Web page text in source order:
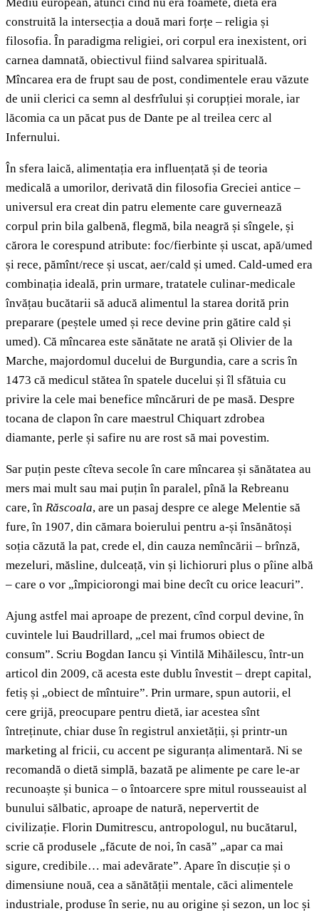
Mediu european, atunci cînd nu era foamete, dieta era
construită la intersecția a două mari forțe – religia și
filosofia. În paradigma religiei, ori corpul era inexistent, ori
carnea damnată, obiectivul fiind salvarea spirituală.
Mîncarea era de frupt sau de post, condimentele erau văzute
de unii clerici ca semn al desfrîului și corupției morale, iar
lăcomia ca un păcat pus de Dante pe al treilea cerc al
Infernului.
În sfera laică, alimentația era influențată și de teoria
medicală a umorilor, derivată din filosofia Greciei antice –
universul era creat din patru elemente care guvernează
corpul prin bila galbenă, flegmă, bila neagră și sîngele, și
cărora le corespund atribute: foc/fierbinte și uscat, apă/umed
și rece, pămînt/rece și uscat, aer/cald și umed. Cald-umed era
combinația ideală, prin urmare, tratatele culinar-medicale
învățau bucătarii să aducă alimentul la starea dorită prin
preparare (peștele umed și rece devine prin gătire cald și
umed). Că mîncarea este sănătate ne arată și Olivier de la
Marche, majordomul ducelui de Burgundia, care a scris în
1473 că medicul stătea în spatele ducelui și îl sfătuia cu
privire la cele mai benefice mîncăruri de pe masă. Despre
tocana de clapon în care maestrul Chiquart zdrobea
diamante, perle și safire nu are rost să mai povestim.
Sar puțin peste cîteva secole în care mîncarea și sănătatea au
mers mai mult sau mai puțin în paralel, pînă la Rebreanu
care, în Răscoala, are un pasaj despre ce alege Melentie să
fure, în 1907, din cămara boierului pentru a-și însănătoși
soția căzută la pat, crede el, din cauza nemîncării – brînză,
mezeluri, măsline, dulceață, vin și lichioruri plus o pîine albă
– care o vor „împiciorongi mai bine decît cu orice leacuri”.
Ajung astfel mai aproape de prezent, cînd corpul devine, în
cuvintele lui Baudrillard, „cel mai frumos obiect de
consum”. Scriu Bogdan Iancu și Vintilă Mihăilescu, într-un
articol din 2009, că acesta este dublu învestit – drept capital,
fetiș și „obiect de mîntuire”. Prin urmare, spun autorii, el
cere grijă, preocupare pentru dietă, iar acestea sînt
întreținute, chiar duse în registrul anxietății, și printr-un
marketing al fricii, cu accent pe siguranța alimentară. Ni se
recomandă o dietă simplă, bazată pe alimente pe care le-ar
recunoaște și bunica – o întoarcere spre mitul rousseauist al
bunului sălbatic, aproape de natură, nepervertit de
civilizație. Florin Dumitrescu, antropologul, nu bucătarul,
scrie că produsele „făcute de noi, în casă” „apar ca mai
sigure, credibile… mai adevărate”. Apare în discuție și o
dimensiune nouă, cea a sănătății mentale, căci alimentele
industriale, produse în serie, nu au origine și sezon, un loc și